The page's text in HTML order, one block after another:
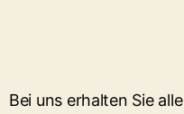
Bei uns erhalten Sie alle